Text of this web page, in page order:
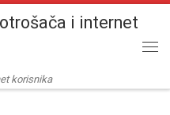
i internet
korisnika